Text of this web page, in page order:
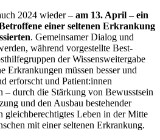
2024 wieder – am 13. April – ein
einer seltenen Erkrankung
. Gemeinsamer Dialog und
während vorgestellte Best-
der Wissensweitergabe
Erkrankungen müssen besser und
erforscht und Patient:innen
– durch die Stärkung von Bewusstsein
und den Ausbau bestehender
gleichberechtigtes Leben in der Mitte
mit einer seltenen Erkrankung.